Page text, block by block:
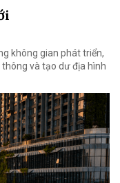
không gian phát triển,
và tạo dư địa hình